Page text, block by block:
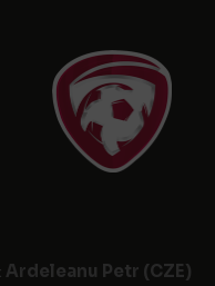
Ardeleanu Petr (CZE)